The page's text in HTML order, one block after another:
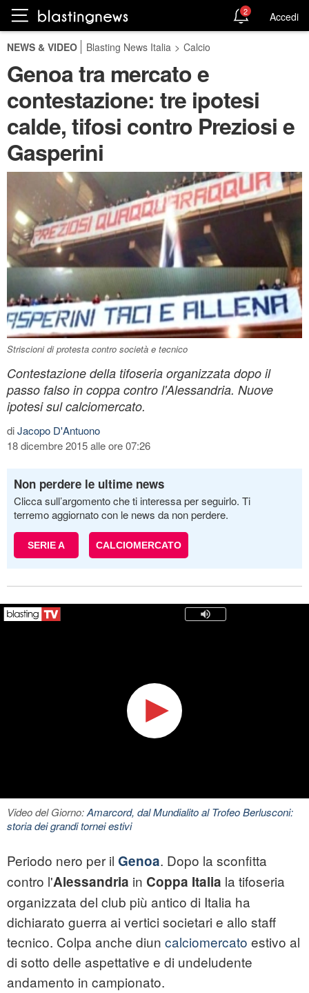
2 Accedi
NEWS & VIDEO Blasting News Italia > Calcio
Genoa tra mercato e
contestazione: tre ipotesi
calde, tifosi contro Preziosi e
Gasperini
Striscioni di protesta contro società e tecnico
Contestazione della tifoseria organizzata dopo il
passo falso in coppa contro l'Alessandria. Nuove
ipotesi sul calciomercato.
diJacopo D'Antuono
18 dicembre 2015 alle ore 07:26
Non perdere le ultime news
Clicca sull’argomento che ti interessa per seguirlo. Ti
terremo aggiornato con le news da non perdere.
SERIE A CALCIOMERCATO
Video del Giorno:Amarcord, dal Mundialito al Trofeo Berlusconi:
storia dei grandi tornei estivi
Periodo nero per il Genoa. Dopo la sconfitta
contro l'Alessandria in Coppa Italia la tifoseria
organizzata del club più antico di Italia ha
dichiarato guerra ai vertici societari e allo staff
tecnico. Colpa anche diun calciomercato estivo al
di sotto delle aspettative e di undeludente
andamento in campionato.